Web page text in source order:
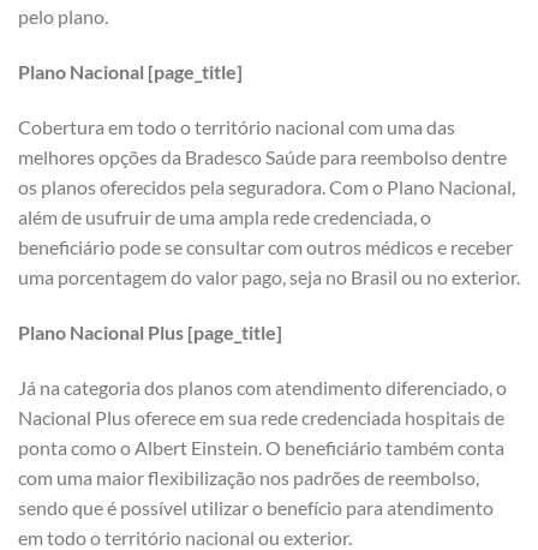
pelo plano.
Plano Nacional [page_title]
Cobertura em todo o território nacional com uma das
melhores opções da Bradesco Saúde para reembolso dentre
os planos oferecidos pela seguradora. Com o Plano Nacional,
além de usufruir de uma ampla rede credenciada, o
beneficiário pode se consultar com outros médicos e receber
uma porcentagem do valor pago, seja no Brasil ou no exterior.
Plano Nacional Plus [page_title]
Já na categoria dos planos com atendimento diferenciado, o
Nacional Plus oferece em sua rede credenciada hospitais de
ponta como o Albert Einstein. O beneficiário também conta
com uma maior flexibilização nos padrões de reembolso,
sendo que é possível utilizar o benefício para atendimento
em todo o território nacional ou exterior.